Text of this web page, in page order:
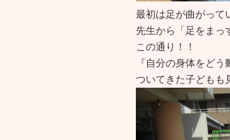
最初は足が曲がって
先生から「足をまっ
この通り！！
『自分の身体をど
ついてきた子どもも